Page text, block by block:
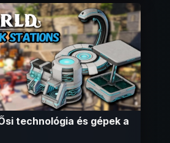
technológia és gépek a